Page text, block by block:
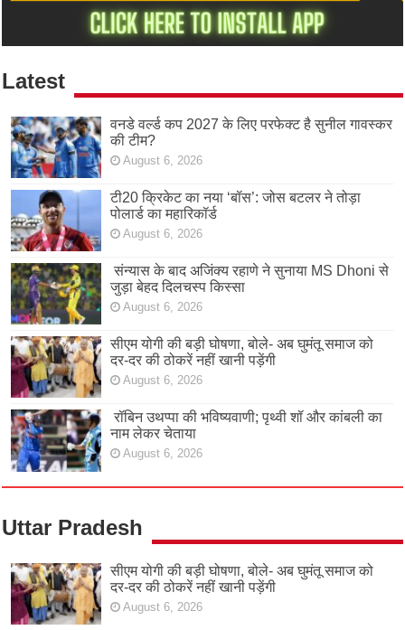
Latest
वनडे वर्ल्ड कप 2027 के लिए परफेक्ट है सुनील गावस्कर
की टीम?
August 6, 2026
टी20 क्रिकेट का नया ‘बॉस’: जोस बटलर ने तोड़ा
पोलार्ड का महारिकॉर्ड
August 6, 2026
संन्यास के बाद अजिंक्‍य रहाणे ने सुनाया MS Dhoni से
जुड़ा बेहद दिलचस्प किस्सा
August 6, 2026
सीएम योगी की बड़ी घोषणा, बोले- अब घुमंतू समाज को
दर-दर की ठोकरें नहीं खानी पड़ेंगी
August 6, 2026
रॉबिन उथप्पा की भविष्यवाणी; पृथ्वी शॉ और कांबली का
नाम लेकर चेताया
August 6, 2026
Uttar Pradesh
सीएम योगी की बड़ी घोषणा, बोले- अब घुमंतू समाज को
दर-दर की ठोकरें नहीं खानी पड़ेंगी
August 6, 2026